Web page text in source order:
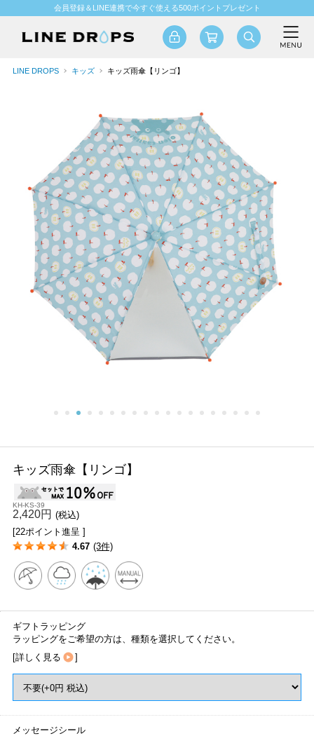
会員登録＆LINE連携で今すぐ使える500ポイントプレゼント
LINE DROPS キッズ キッズ雨傘【リンゴ】
キッズ雨傘【リンゴ】
KH-KS-39
2,420円 (税込)
[22ポイント進呈 ]
4.67 (3件)
ギフトラッピング
ラッピングをご希望の方は、種類を選択してください。
[詳しく見る ]
メッセージシール